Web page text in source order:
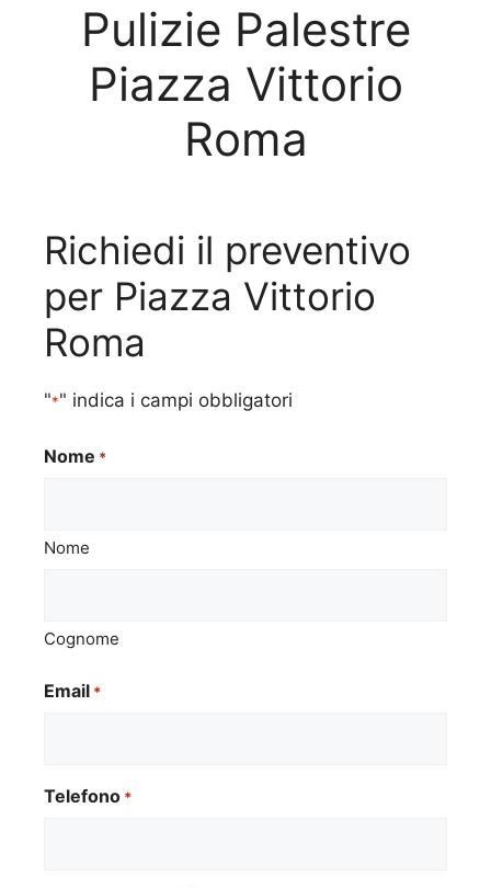
Pulizie Palestre
Piazza Vittorio
Roma
Richiedi il preventivo
per Piazza Vittorio
Roma
"*" indica i campi obbligatori
Nome *
Nome
Cognome
Email *
Telefono *